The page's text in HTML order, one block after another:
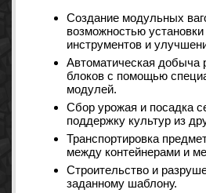
Создание модульных
возможностью
инструментов и
Автоматическая добыча
блоков с помощью
модулей.
Сбор урожая и посадка
поддержку культур из
Транспортировка
между контейнерами и
Строительство и
заданному шаблону.